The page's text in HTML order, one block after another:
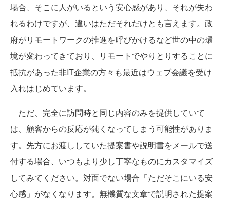
場合、そこに人がいるという安心感があり、それが失わ
れるわけですが、違いはただそれだけとも言えます。政
府がリモートワークの推進を呼びかけるなど世の中の環
境が変わってきており、リモートでやりとりすることに
抵抗があった非IT企業の方々も最近はウェブ会議を受け
入れはじめています。
ただ、完全に訪問時と同じ内容のみを提供していて
は、顧客からの反応が鈍くなってしまう可能性がありま
す。先方にお渡ししていた提案書や説明書をメールで送
付する場合、いつもより少し丁寧なものにカスタマイズ
してみてください。対面でない場合「ただそこにいる安
心感」がなくなります。無機質な文章で説明された提案